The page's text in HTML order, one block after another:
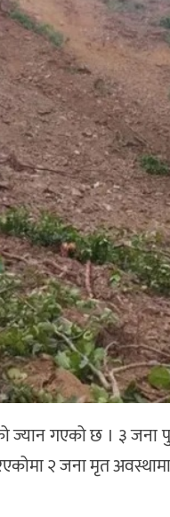
ज्यान गएको छ । ३
२ जना मृत